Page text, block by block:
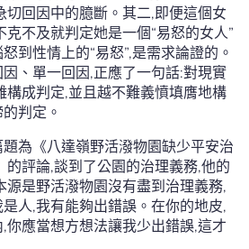
切回因中的臆斷。其二,即便這個女
不及就判定她是一個“易怒的女人”
性情上的“易怒”,是需求論證的。
、單一回因,正應了一句話:對現實
構成判定,並且越不難義憤填膺地構
的判定。
為《八達嶺野活潑物園缺少平安治
的評論,談到了公園的治理義務,他的
源是野活潑物園沒有盡到治理義務,
人,我有能夠出錯誤。在你的地皮,
你應當想方想法讓我少出錯誤,這才